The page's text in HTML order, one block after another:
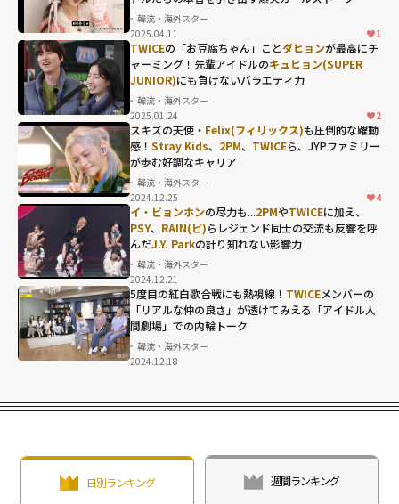
韓流・海外スター
2025.04.11
1
TWICEの「お豆腐ちゃん」ことダヒョンが最高にチ
ャーミング！先輩アイドルのキュヒョン(SUPER
JUNIOR)にも負けないバラエティ力
韓流・海外スター
2025.01.24
2
スキズの天使・ Felix(フィリックス)も圧倒的な躍動
感！ Stray Kids、 2PM、 TWICEら、JYPファミリー
が歩む好調なキャリア
韓流・海外スター
2024.12.25
4
イ・ビョンホンの尽力も...2PMやTWICEに加え、
PSY、 RAIN(ピ)らレジェンド同士の交流も反響を呼
んだJ.Y. Parkの計り知れない影響力
韓流・海外スター
2024.12.21
5度目の紅白歌合戦にも熱視線！ TWICEメンバーの
「リアルな仲の良さ」が透けてみえる「アイドル人
間劇場」での内輪トーク
韓流・海外スター
2024.12.18
日別ランキング 週間ランキング